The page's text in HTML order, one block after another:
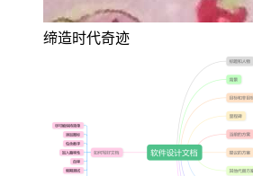
缔造时代奇迹